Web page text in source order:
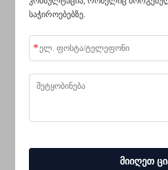
მნიშვნელოვნად
მოწყობილობებში ხშირად
LED სინათლე, რომლებიც
კომპლექტის გარშემო
ელემენტებს, რომლებიც
უფრო თანაბარ განათებას
საჭიროებებზე.
მიიღეთ